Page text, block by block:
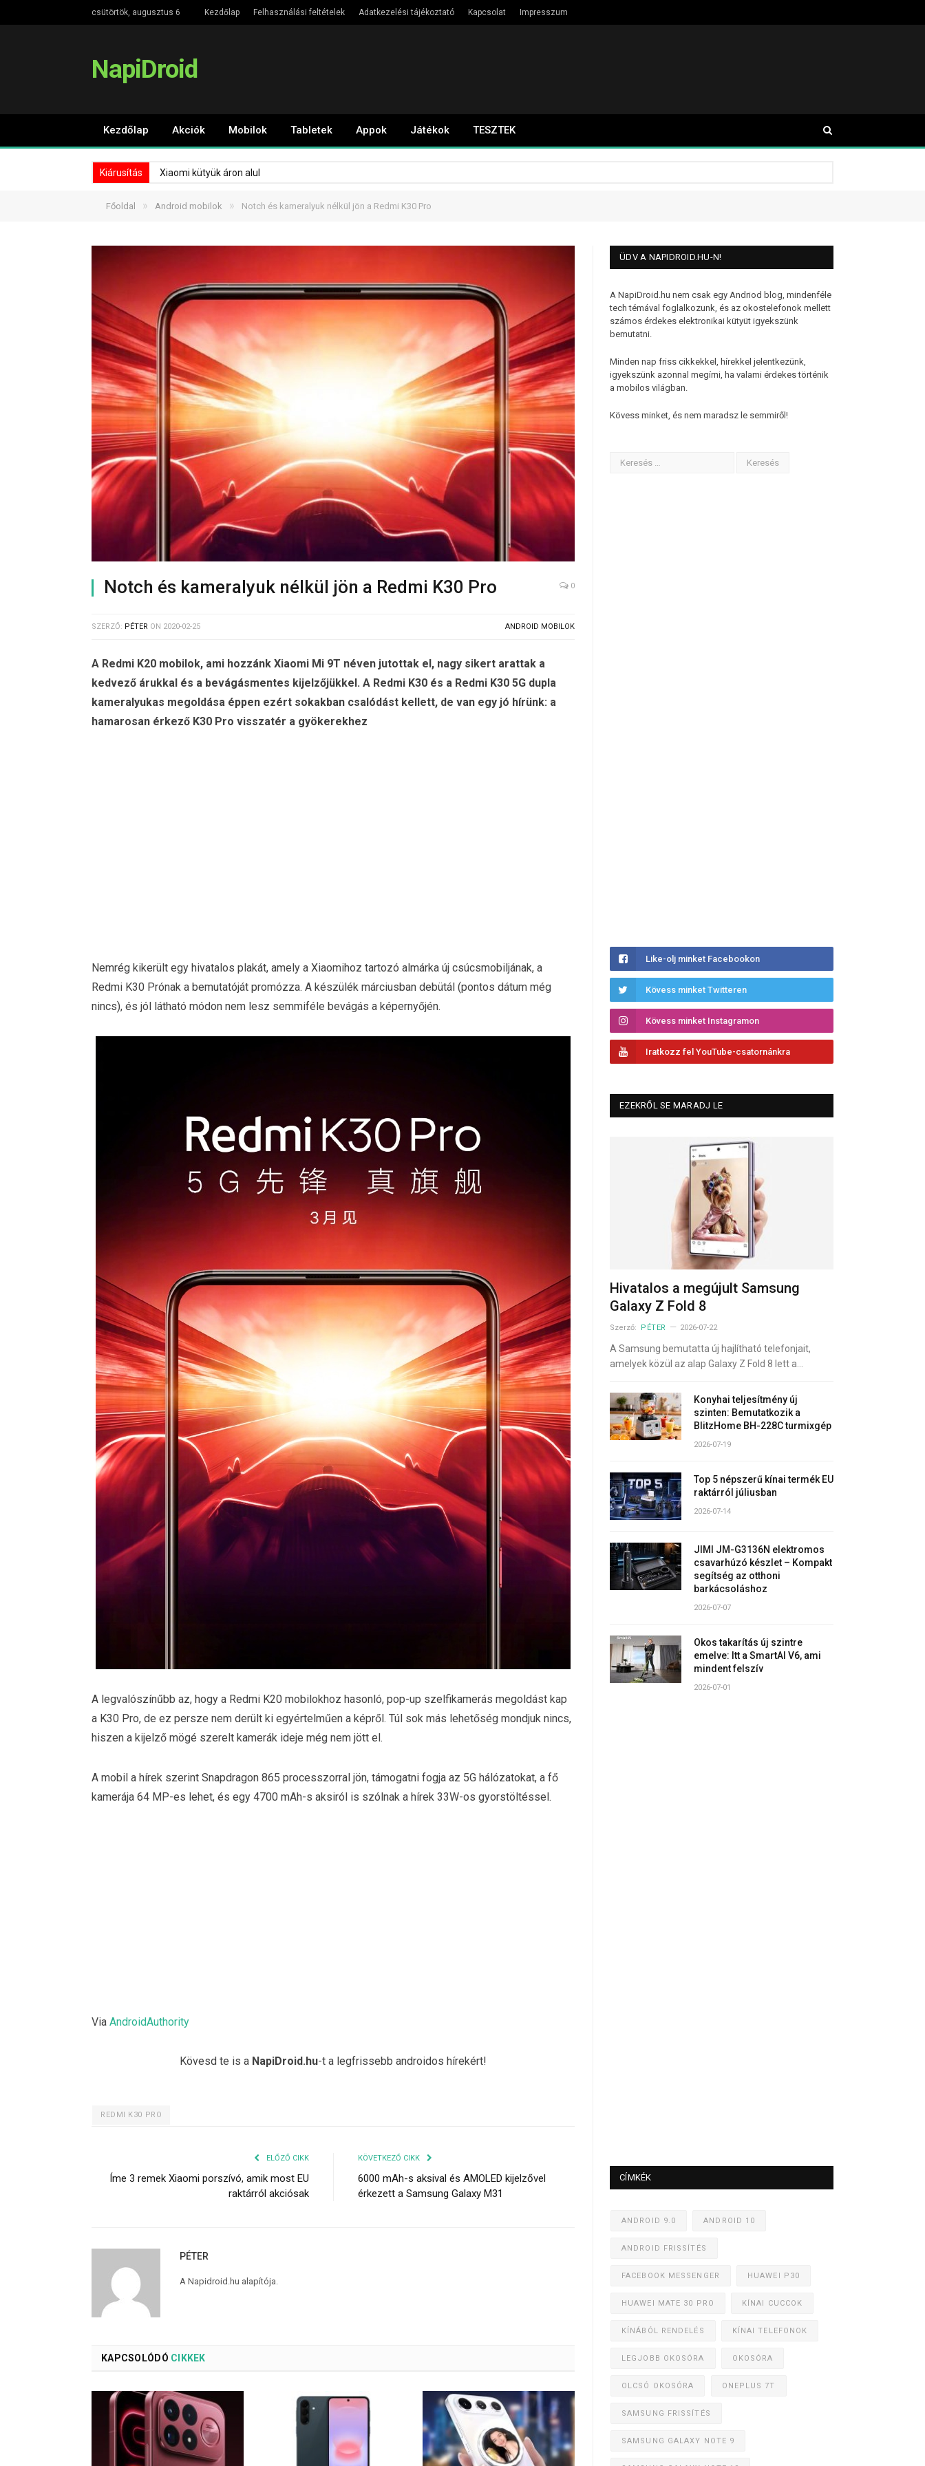
csütörtök, augusztus 6 Kezdőlap Felhasználási feltételek Adatkezelési tájékoztató Kapcsolat Impresszum
NapiDroid
Kezdőlap Akciók Mobilok Tabletek Appok Játékok TESZTEK
Kiárusítás Xiaomi kütyük áron alul
Főoldal » Android mobilok » Notch és kameralyuk nélkül jön a Redmi K30 Pro
Notch és kameralyuk nélkül jön a Redmi K30 Pro 0
SZERZŐ: PÉTER ON 2020-02-25 ANDROID MOBILOK
A Redmi K20 mobilok, ami hozzánk Xiaomi Mi 9T néven jutottak el, nagy sikert arattak a
kedvező árukkal és a bevágásmentes kijelzőjükkel. A Redmi K30 és a Redmi K30 5G dupla
kameralyukas megoldása éppen ezért sokakban csalódást kellett, de van egy jó hírünk: a
hamarosan érkező K30 Pro visszatér a gyökerekhez
Nemrég kikerült egy hivatalos plakát, amely a Xiaomihoz tartozó almárka új csúcsmobiljának, a
Redmi K30 Prónak a bemutatóját promózza. A készülék márciusban debütál (pontos dátum még
nincs), és jól látható módon nem lesz semmiféle bevágás a képernyőjén.
A legvalószínűbb az, hogy a Redmi K20 mobilokhoz hasonló, pop-up szelfikamerás megoldást kap
a K30 Pro, de ez persze nem derült ki egyértelműen a képről. Túl sok más lehetőség mondjuk nincs,
hiszen a kijelző mögé szerelt kamerák ideje még nem jött el.
A mobil a hírek szerint Snapdragon 865 processzorral jön, támogatni fogja az 5G hálózatokat, a fő
kamerája 64 MP-es lehet, és egy 4700 mAh-s aksiról is szólnak a hírek 33W-os gyorstöltéssel.
Via AndroidAuthority
Kövesd te is a NapiDroid.hu-t a legfrissebb androidos hírekért!
REDMI K30 PRO
ELŐZŐ CIKK
Íme 3 remek Xiaomi porszívó, amik most EU
raktárról akciósak
KÖVETKEZŐ CIKK
6000 mAh-s aksival és AMOLED kijelzővel
érkezett a Samsung Galaxy M31
PÉTER
A Napidroid.hu alapítója.
KAPCSOLÓDÓ CIKKEK
ÜDV A NAPIDROID.HU-N!
A NapiDroid.hu nem csak egy Andriod blog, mindenféle
tech témával foglalkozunk, és az okostelefonok mellett
számos érdekes elektronikai kütyüt igyekszünk
bemutatni.
Minden nap friss cikkekkel, hírekkel jelentkezünk,
igyekszünk azonnal megírni, ha valami érdekes történik
a mobilos világban.
Kövess minket, és nem maradsz le semmiről!
Like-olj minket Facebookon
Kövess minket Twitteren
Kövess minket Instagramon
Iratkozz fel YouTube-csatornánkra
EZEKRŐL SE MARADJ LE
Hivatalos a megújult Samsung
Galaxy Z Fold 8
Szerző: PÉTER 2026-07-22
A Samsung bemutatta új hajlítható telefonjait,
amelyek közül az alap Galaxy Z Fold 8 lett a…
Konyhai teljesítmény új
szinten: Bemutatkozik a
BlitzHome BH-228C turmixgép
2026-07-19
Top 5 népszerű kínai termék EU
raktárról júliusban
2026-07-14
JIMI JM-G3136N elektromos
csavarhúzó készlet – Kompakt
segítség az otthoni
barkácsoláshoz
2026-07-07
Okos takarítás új szintre
emelve: Itt a SmartAI V6, ami
mindent felszív
2026-07-01
CÍMKÉK
ANDROID 9.0 ANDROID 10
ANDROID FRISSÍTÉS
FACEBOOK MESSENGER HUAWEI P30
HUAWEI MATE 30 PRO KÍNAI CUCCOK
KÍNÁBÓL RENDELÉS KÍNAI TELEFONOK
LEGJOBB OKOSÓRA OKOSÓRA
OLCSÓ OKOSÓRA ONEPLUS 7T
SAMSUNG FRISSÍTÉS
SAMSUNG GALAXY NOTE 9